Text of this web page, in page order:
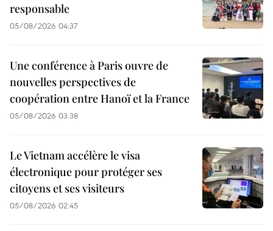
responsable
05/08/2026 04:37
Une conférence à Paris ouvre de
nouvelles perspectives de
coopération entre Hanoï et la France
05/08/2026 03:38
Le Vietnam accélère le visa
électronique pour protéger ses
citoyens et ses visiteurs
05/08/2026 02:45